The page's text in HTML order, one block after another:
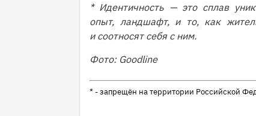
* Идентичность — это сплав
опыт, ландшафт, и то, как
и соотносят себя с ним.
Фото: Goodline
* - запрещён на территории Российской